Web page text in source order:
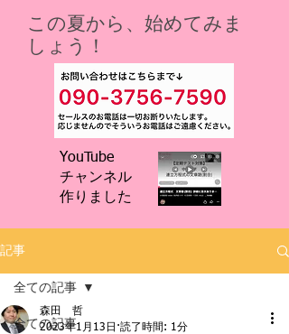
この夏から、始めてみま
しょう！
YouTube
チャンネル
​作りました
記事
全ての記事
全ての記事
森田 哲
2023年1月13日 読了時間: 1分